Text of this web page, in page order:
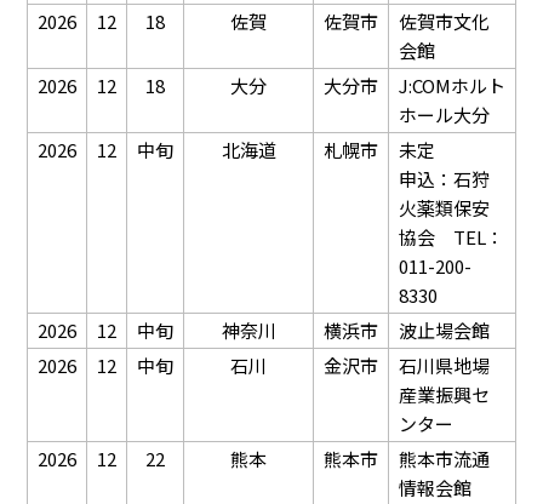
2026
12 18 佐賀 佐賀市
佐賀市文化
会館
2026
12 18 大分 大分市
J:COMホルト
ホール大分
2026
12 中旬 北海道 札幌市
未定
申込：石狩
火薬類保安
協会 TEL：
011-200-
8330
2026
12 中旬 神奈川 横浜市
波止場会館
2026
12 中旬 石川 金沢市
石川県地場
産業振興セ
ンター
2026
12 22 熊本 熊本市
熊本市流通
情報会館